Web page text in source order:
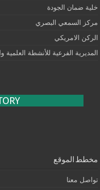
خلية ضمان الجودة
مركز السمعي البصري
الركن الامريكي
المديرية الفرعية للأنشطة العلمية
مخطط الموقع
تواصل معنا